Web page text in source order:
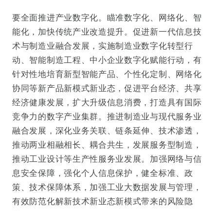
要全面推进产业数字化。瞄准数字化、网络化、智
能化，加快传统产业改造提升。促进新一代信息技
术与制造业融合发展，实施制造业数字化转型行
动、智能制造工程、中小企业数字化赋能行动，有
针对性地培育新型智能产品、个性化定制、网络化
协同等新产品新模式新业态，促进平台经济、共享
经济健康发展，扩大升级信息消费，打造具有国际
竞争力的数字产业集群。推进制造业与现代服务业
融合发展，深化业务关联、链条延伸、技术渗透，
推动两业相融相长、耦合共生，发展服务型制造，
推动工业设计等生产性服务业发展。加强网络与信
息安全保障，强化个人信息保护，健全标准、政
策、技术保障体系，加强工业大数据发展与管理，
有效防范化解新技术新业态新模式带来的风险隐